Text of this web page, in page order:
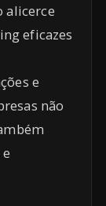
alicerce
eficazes
e
não